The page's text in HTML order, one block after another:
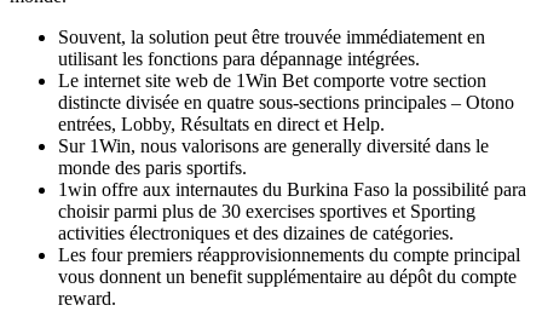
Souvent, la solution peut être trouvée immédiatement en
utilisant les fonctions para dépannage intégrées.
Le internet site web de 1Win Bet comporte votre section
distincte divisée en quatre sous-sections principales – Otono
entrées, Lobby, Résultats en direct et Help.
Sur 1Win, nous valorisons are generally diversité dans le
monde des paris sportifs.
1win offre aux internautes du Burkina Faso la possibilité para
choisir parmi plus de 30 exercises sportives et Sporting
activities électroniques et des dizaines de catégories.
Les four premiers réapprovisionnements du compte principal
vous donnent un benefit supplémentaire au dépôt du compte
reward.